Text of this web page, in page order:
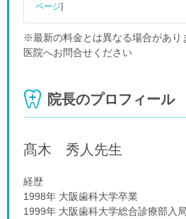
ページ]
※最新の料金とは異なる場合があり
医院へお問合せください
院長のプロフィール
髙木 秀人 先生
経歴
1998年 大阪歯科大学卒業
1999年 大阪歯科大学総合診療部入局